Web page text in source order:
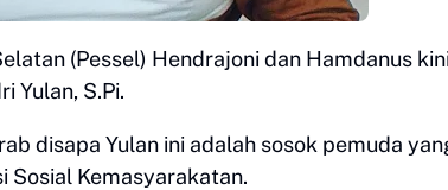
(Pessel) Hendrajoni dan Hamdanus
Yulan, S.Pi.
disapa Yulan ini adalah sosok pemuda
Sosial Kemasyarakatan.